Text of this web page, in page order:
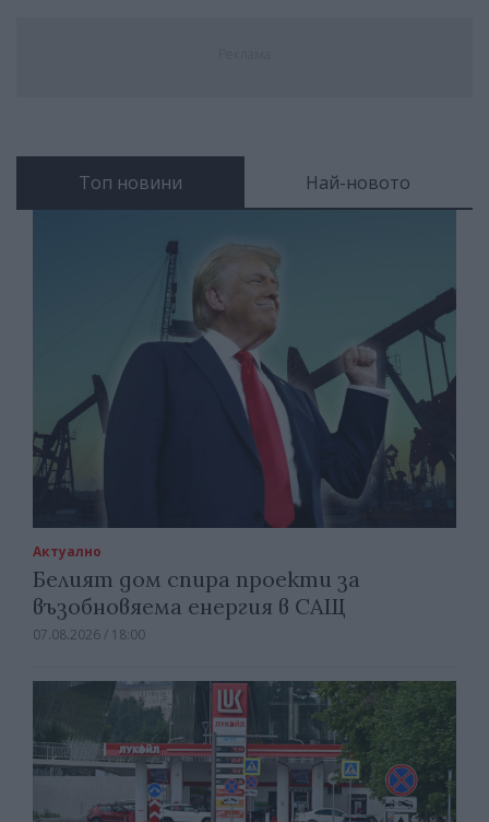
Топ новини Най-новото
Актуално
Белият дом спира проекти за
възобновяема енергия в САЩ
07.08.2026 / 18:00